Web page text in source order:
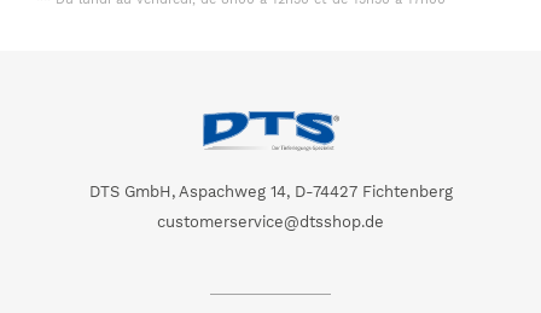
DTS GmbH, Aspachweg 14, D-74427 Fichtenberg
customerservice@dtsshop.de